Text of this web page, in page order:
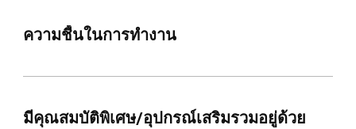
ความชื้นในการทำงาน
มีคุณสมบัติพิเศษ/อุปกรณ์เสริมรวมอยู่ด้วย